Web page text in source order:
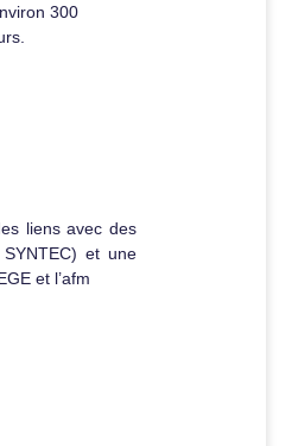
300
liens avec des
SYNTEC) et une
et l’afm